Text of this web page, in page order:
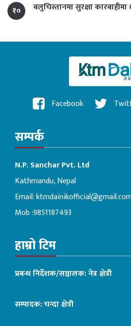
१० बलुचिस्तानमा सुरक्षा
Facebook
सम्पर्क
N.P. Sanchar Pvt. Ltd
Kathmandu, Nepal
Email:
Mob :9851187493
हाम्रो टिम
प्रबन्ध निर्देशक/सञ्चालक: नेत्र क्षेत्री
सम्पादक: चन्दा क्षेत्री